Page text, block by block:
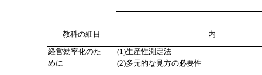
教科の細目 内
経営効率化のた
(1)生産性測定法
めに
(2)多元的な見方の必要性